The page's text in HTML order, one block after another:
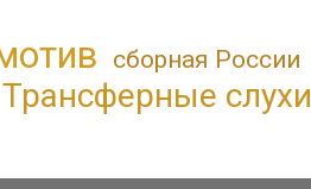
сборная России
Трансферные слухи